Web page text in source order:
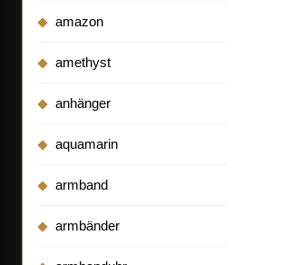
amazon
amethyst
anhänger
aquamarin
armband
armbänder